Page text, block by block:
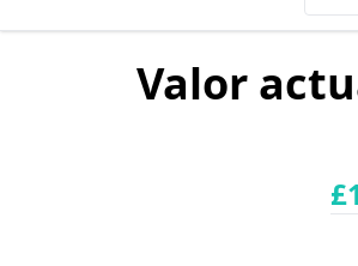
Valor